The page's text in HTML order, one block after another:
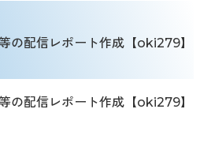
配信レポート作成【oki279】
配信レポート作成【oki279】